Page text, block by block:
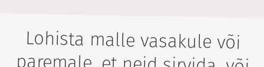
Lohista malle vasakule või
paremale, et neid sirvida, või
kasuta nooleklahve, et leida